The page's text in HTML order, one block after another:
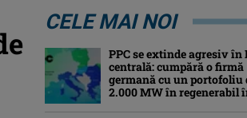
CELE MAI NOI
PPC se extinde agresiv în
centrală: cumpără o firmă
germană cu un portofoliu
2.000 MW în regenerabil